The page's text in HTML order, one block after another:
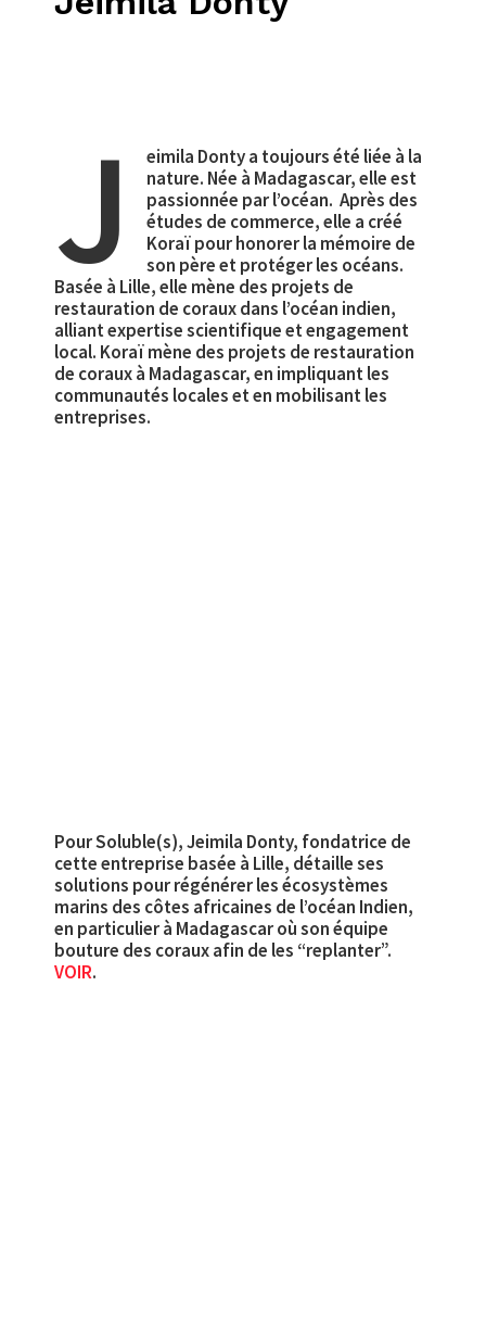
J
eimila Donty a toujours été liée à la
nature. Née à Madagascar, elle est
passionnée par l’océan. Après des
études de commerce, elle a créé
Koraï pour honorer la mémoire de
son père et protéger les océans.
Basée à Lille, elle mène des projets de
restauration de coraux dans l’océan indien,
alliant expertise scientifique et engagement
local. Koraï mène des projets de restauration
de coraux à Madagascar, en impliquant les
communautés locales et en mobilisant les
entreprises.
Pour Soluble(s), Jeimila Donty, fondatrice de
cette entreprise basée à Lille, détaille ses
solutions pour régénérer les écosystèmes
marins des côtes africaines de l’océan Indien,
en particulier à Madagascar où son équipe
bouture des coraux afin de les “replanter”.
VOIR.